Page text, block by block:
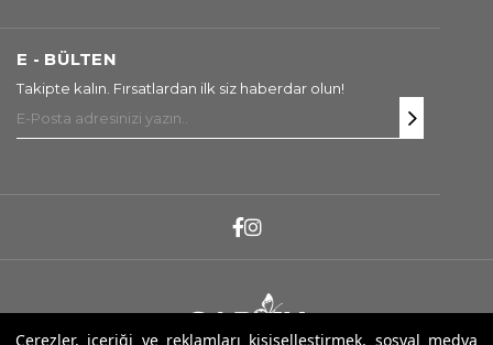
Çerezler, içeriği ve reklamları kişiselleştirmek, sosyal medya
E - BÜLTEN
Takipte kalın. Fırsatlardan ilk siz haberdar olun!